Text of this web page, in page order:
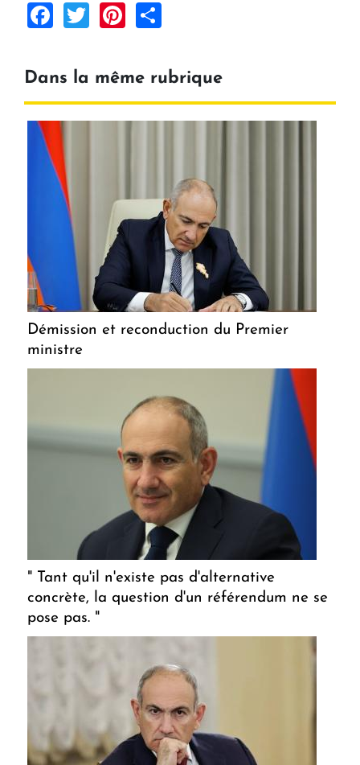
Facebook
TwitterPinterest
Dans la même rubrique
Démission et reconduction du Premier
ministre
" Tant qu'il n'existe pas d'alternative
concrète, la question d'un référendum ne se
pose pas. "